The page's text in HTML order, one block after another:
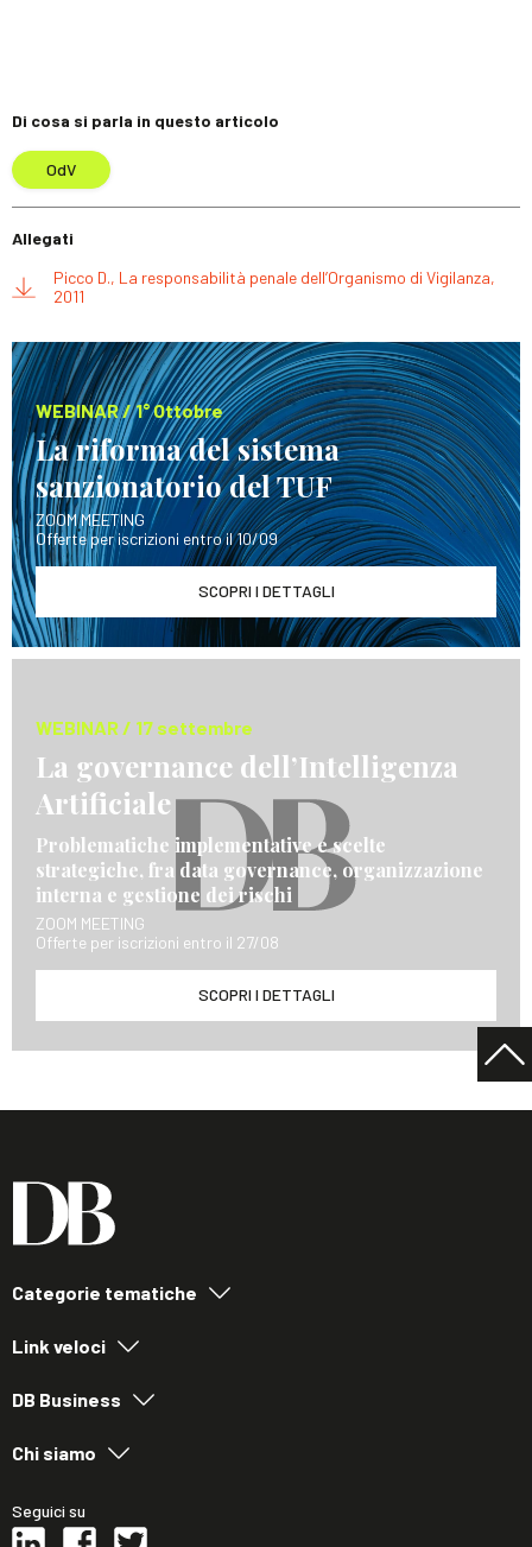
Di cosa si parla in questo articolo
OdV
Allegati
Picco D., La responsabilità penale dell’Organismo di Vigilanza,
2011
WEBINAR / 1° Ottobre
La riforma del sistema
sanzionatorio del TUF
ZOOM MEETING
Offerte per iscrizioni entro il 10/09
SCOPRI I DETTAGLI
WEBINAR / 17 settembre
La governance dell’Intelligenza
Artificiale
Problematiche implementative e scelte
strategiche, fra data governance, organizzazione
interna e gestione dei rischi
ZOOM MEETING
Offerte per iscrizioni entro il 27/08
SCOPRI I DETTAGLI
Categorie tematiche
Link veloci
DB Business
Chi siamo
Seguici su